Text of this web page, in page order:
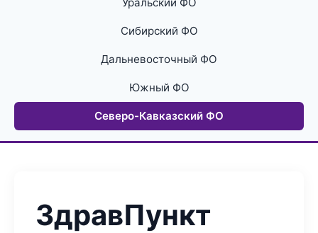
Сибирский ФО
Дальневосточный ФО
Южный ФО
Северо-Кавказский ФО
ЗдравПункт